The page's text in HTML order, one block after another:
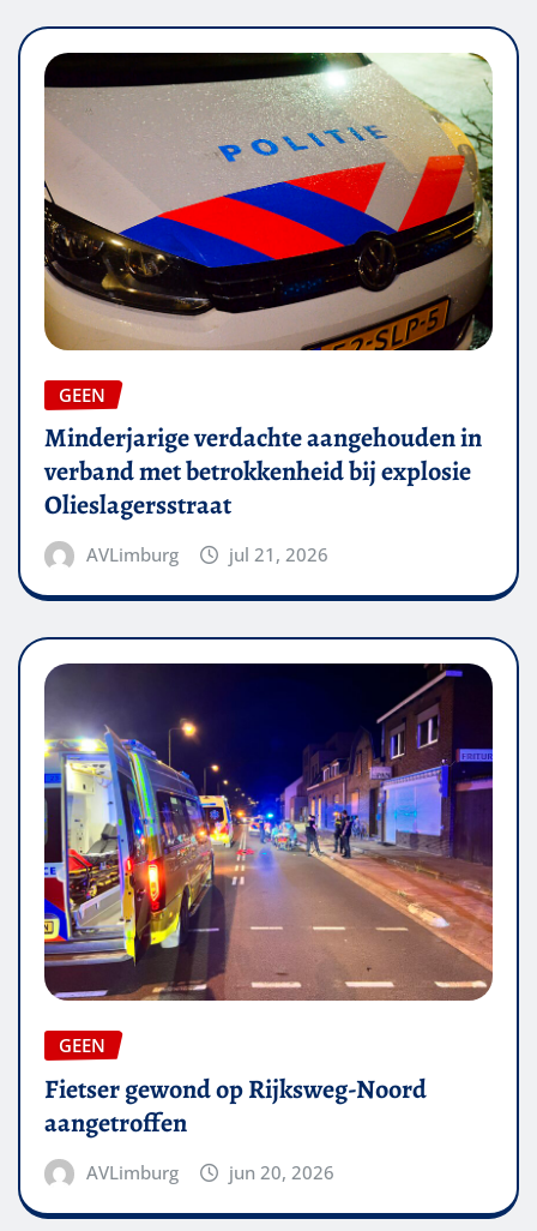
GEEN
Minderjarige verdachte aangehouden in
verband met betrokkenheid bij explosie
Olieslagersstraat
AVLimburg jul 21, 2026
GEEN
Fietser gewond op Rijksweg-Noord
aangetroffen
AVLimburg jun 20, 2026